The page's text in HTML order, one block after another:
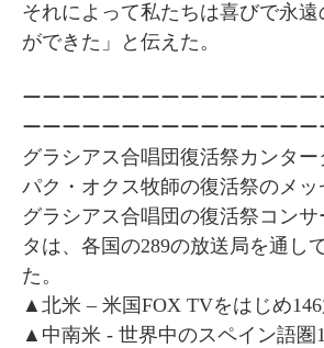
それによって私たちは喜びで永遠
ができた」と伝えた。
ーーーーーーーーーーーーーー
ーーーーーーーーーーーーーーー
グラシアス合唱団復活祭カンター
パク・オクス牧師の復活祭のメッ
グラシアス合唱団の復活祭コン
タは、各国の289の放送局を通し
た。
▲北米 – 米国FOX TVをはじめ
▲中南米 - 世界中のスペイン語圏